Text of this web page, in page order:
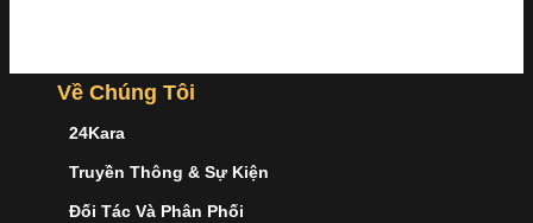
Về Chúng Tôi
24Kara
Truyền Thông & Sự Kiện
Đối Tác Và Phân Phối